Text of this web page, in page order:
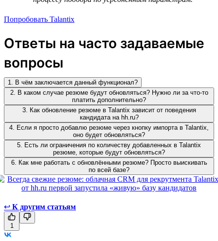
Попробовать Talantix
Ответы на часто задаваемые
вопросы
1. В чём заключается данный функционал?
2. В каком случае резюме будут обновляться? Нужно ли за что-то
платить дополнительно?
3. Как обновление резюме в Talantix зависит от поведения
кандидата на hh.ru?
4. Если я просто добавлю резюме через кнопку импорта в Talantix,
оно будет обновляться?
5. Есть ли ограничения по количеству добавленных в Talantix
резюме, которые будут обновляться?
6. Как мне работать с обновлёнными резюме? Просто выискивать
по всей базе?
↩ К другим статьям
1